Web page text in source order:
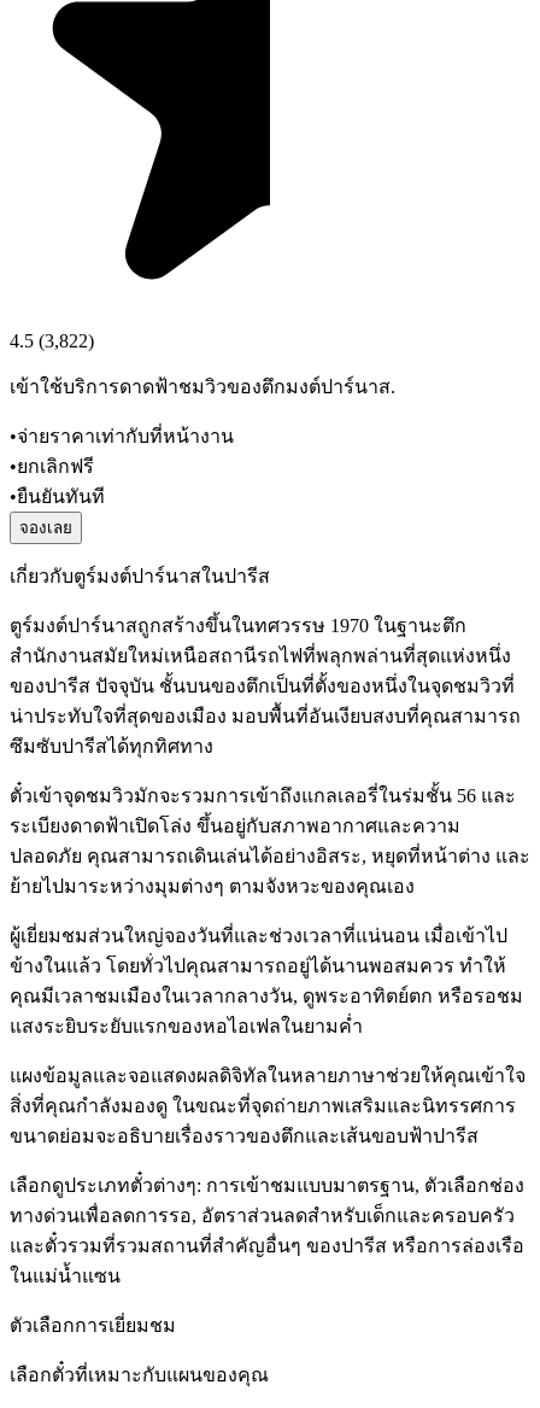
4.5 (3,822)
เข้าใช้บริการดาดฟ้าชมวิวของตึกมงต์ปาร์นาส.
•จ่ายราคาเท่ากับที่หน้างาน
•ยกเลิกฟรี
•ยืนยันทันที
จองเลย
เกี่ยวกับตูร์มงต์ปาร์นาสในปารีส
ตูร์มงต์ปาร์นาสถูกสร้างขึ้นในทศวรรษ 1970 ในฐานะตึก
สำนักงานสมัยใหม่เหนือสถานีรถไฟที่พลุกพล่านที่สุดแห่งหนึ่ง
ของปารีส ปัจจุบัน ชั้นบนของตึกเป็นที่ตั้งของหนึ่งในจุดชมวิวที่
น่าประทับใจที่สุดของเมือง มอบพื้นที่อันเงียบสงบที่คุณสามารถ
ซึมซับปารีสได้ทุกทิศทาง
ตั๋วเข้าจุดชมวิวมักจะรวมการเข้าถึงแกลเลอรี่ในร่มชั้น 56 และ
ระเบียงดาดฟ้าเปิดโล่ง ขึ้นอยู่กับสภาพอากาศและความ
ปลอดภัย คุณสามารถเดินเล่นได้อย่างอิสระ, หยุดที่หน้าต่าง และ
ย้ายไปมาระหว่างมุมต่างๆ ตามจังหวะของคุณเอง
ผู้เยี่ยมชมส่วนใหญ่จองวันที่และช่วงเวลาที่แน่นอน เมื่อเข้าไป
ข้างในแล้ว โดยทั่วไปคุณสามารถอยู่ได้นานพอสมควร ทำให้
คุณมีเวลาชมเมืองในเวลากลางวัน, ดูพระอาทิตย์ตก หรือรอชม
แสงระยิบระยับแรกของหอไอเฟลในยามค่ำ
แผงข้อมูลและจอแสดงผลดิจิทัลในหลายภาษาช่วยให้คุณเข้าใจ
สิ่งที่คุณกำลังมองดู ในขณะที่จุดถ่ายภาพเสริมและนิทรรศการ
ขนาดย่อมจะอธิบายเรื่องราวของตึกและเส้นขอบฟ้าปารีส
เลือกดูประเภทตั๋วต่างๆ: การเข้าชมแบบมาตรฐาน, ตัวเลือกช่อง
ทางด่วนเพื่อลดการรอ, อัตราส่วนลดสำหรับเด็กและครอบครัว
และตั๋วรวมที่รวมสถานที่สำคัญอื่นๆ ของปารีส หรือการล่องเรือ
ในแม่น้ำแซน
ตัวเลือกการเยี่ยมชม
เลือกตั๋วที่เหมาะกับแผนของคุณ